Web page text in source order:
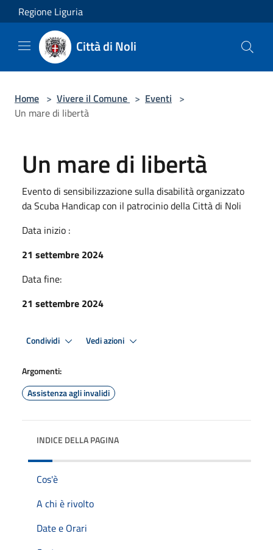
Salta al contenuto principale
Regione Liguria
Città di Noli
Home > Vivere il Comune > Eventi >
Un mare di libertà
Un mare di libertà
Evento di sensibilizzazione sulla disabilità organizzato
da Scuba Handicap con il patrocinio della Città di Noli
Data inizio :
21 settembre 2024
Data fine:
21 settembre 2024
Condividi Vedi azioni
Argomenti:
Assistenza agli invalidi
INDICE DELLA PAGINA
Cos'è
A chi è rivolto
Date e Orari